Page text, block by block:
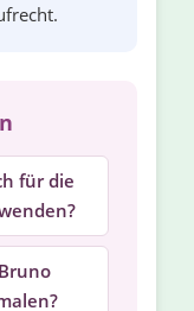
für die